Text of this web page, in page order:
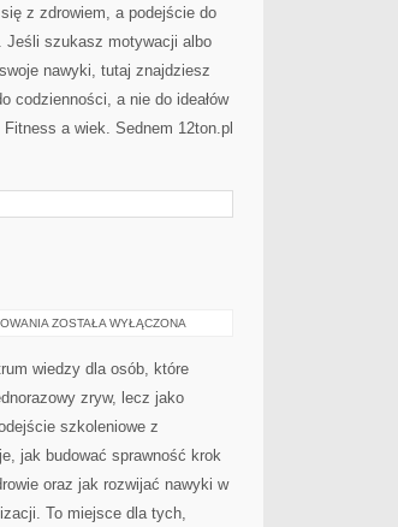
z zdrowiem, a podejście do
Jeśli szukasz motywacji albo
nawyki, tutaj znajdziesz
codzienności, a nie do ideałów
a wiek. Sednem 12ton.pl
WYCHOWANIE
ZOSTAŁA WYŁĄCZONA
wiedzy dla osób, które
zryw, lecz jako
szkoleniowe z
jak budować sprawność krok
oraz jak rozwijać nawyki w
To miejsce dla tych,